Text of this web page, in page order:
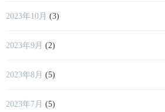
2023年10月 (3)
2023年9月 (2)
2023年8月 (5)
2023年7月 (5)